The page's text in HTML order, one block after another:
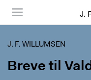
J.
J. F. WILLUMSEN
Breve til